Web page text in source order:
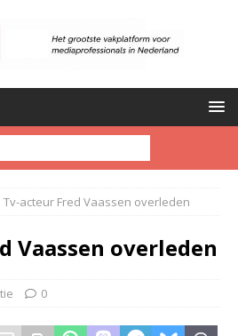
Tv-acteur Fred Vaassen overleden
Vaassen overleden
0